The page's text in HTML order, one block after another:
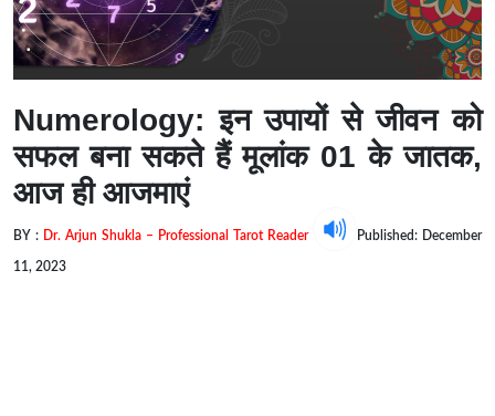
Numerology: इन उपायों से जीवन को
सफल बना सकते हैं मूलांक 01 के जातक,
आज ही आजमाएं
BY : Dr. Arjun Shukla – Professional Tarot Reader Published: December
11, 2023